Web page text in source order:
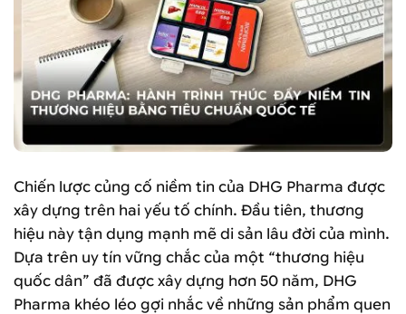
Chiến lược củng cố niềm tin của DHG Pharma được
xây dựng trên hai yếu tố chính. Đầu tiên, thương
hiệu này tận dụng mạnh mẽ di sản lâu đời của mình.
Dựa trên uy tín vững chắc của một “thương hiệu
quốc dân” đã được xây dựng hơn 50 năm, DHG
Pharma khéo léo gợi nhắc về những sản phẩm quen